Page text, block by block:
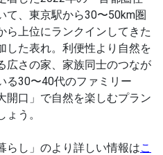
て、東京駅から30〜50km圏
ら上位にランクインしてきた
した表れ。利便性より自然を
広さの家、家族同士のつなが
る30〜40代のファミリー
開口」で自然を楽しむプラン
う。
らし」のより詳しい情報はこ